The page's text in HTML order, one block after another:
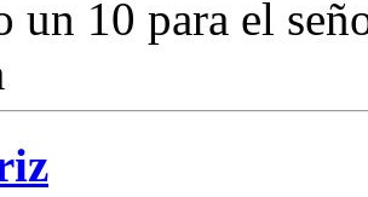
un 10 para el